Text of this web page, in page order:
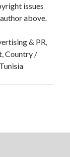
issues
above.
& PR,
Country /